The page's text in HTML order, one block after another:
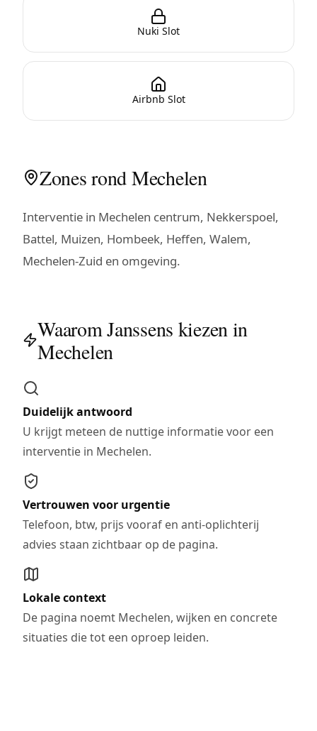
Nuki Slot
Airbnb Slot
Zones rond Mechelen
Interventie in Mechelen centrum, Nekkerspoel,
Battel, Muizen, Hombeek, Heffen, Walem,
Mechelen-Zuid en omgeving.
Waarom Janssens kiezen in
Mechelen
Duidelijk antwoord
U krijgt meteen de nuttige informatie voor een
interventie in Mechelen.
Vertrouwen voor urgentie
Telefoon, btw, prijs vooraf en anti-oplichterij
advies staan zichtbaar op de pagina.
Lokale context
De pagina noemt Mechelen, wijken en concrete
situaties die tot een oproep leiden.